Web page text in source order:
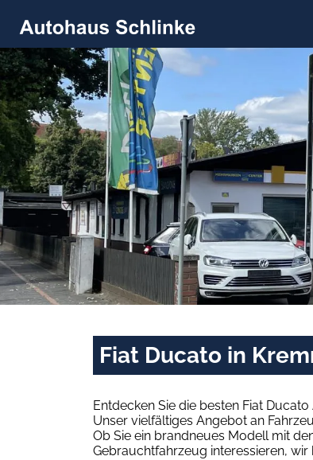
Fiat Ducato in
Entdecken Sie die besten Fiat
Unser vielfältiges Angebot an
Ob Sie ein brandneues Modell mit
Gebrauchtfahrzeug interessieren, wir